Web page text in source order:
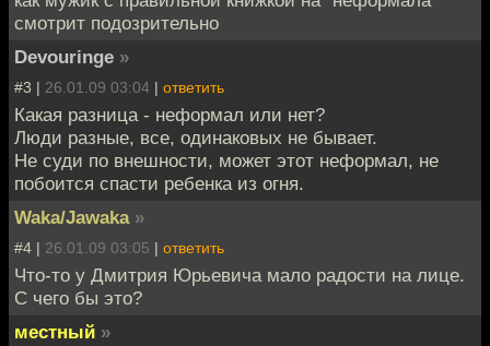
смотрит подозрительно
Devouringe »
#3 | 26.01.09 03:04 | ответить
Какая разница - неформал или нет?
Люди разные, все, одинаковых не бывает.
Не суди по внешности, может этот неформал, не
побоится спасти ребенка из огня.
Waka/Jawaka »
#4 | 26.01.09 03:05 | ответить
Что-то у Дмитрия Юрьевича мало радости на лице.
С чего бы это?
местный »